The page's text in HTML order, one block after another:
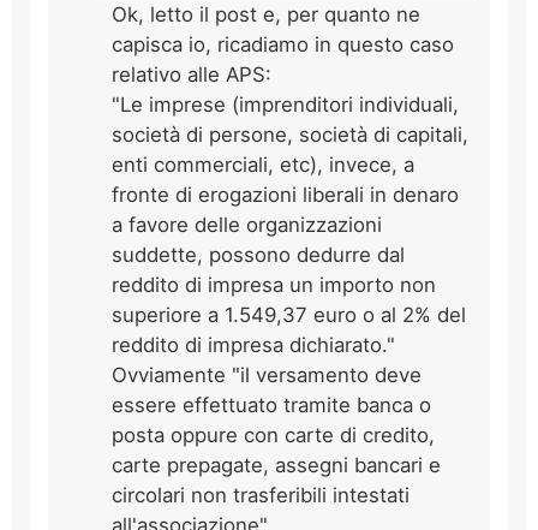
Ok, letto il post e, per quanto ne
capisca io, ricadiamo in questo caso
relativo alle APS:
"Le imprese (imprenditori individuali,
società di persone, società di capitali,
enti commerciali, etc), invece, a
fronte di erogazioni liberali in denaro
a favore delle organizzazioni
suddette, possono dedurre dal
reddito di impresa un importo non
superiore a 1.549,37 euro o al 2% del
reddito di impresa dichiarato."
Ovviamente "il versamento deve
essere effettuato tramite banca o
posta oppure con carte di credito,
carte prepagate, assegni bancari e
circolari non trasferibili intestati
all'associazione".